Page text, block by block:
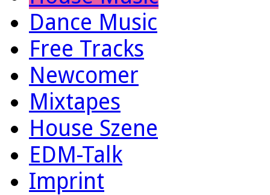
Dance Music
Free Tracks
Newcomer
Mixtapes
House Szene
EDM-Talk
Imprint